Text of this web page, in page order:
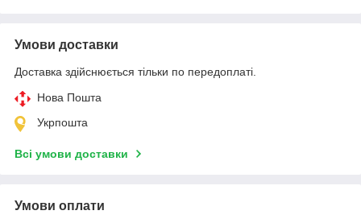
Умови доставки
Доставка здійснюється тільки по передоплаті.
Нова Пошта
Укрпошта
Всі умови доставки
Умови оплати